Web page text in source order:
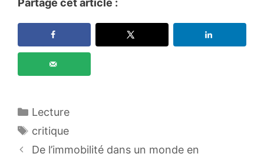
Catégories
Lecture
Étiquettes
critique
De l’immobilité dans un monde en